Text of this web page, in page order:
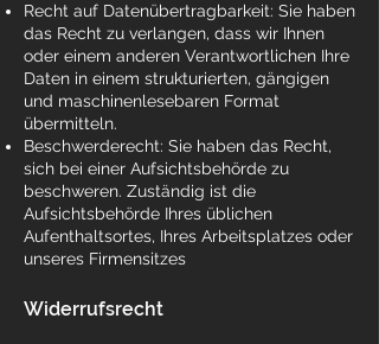
Recht auf Datenübertragbarkeit: Sie haben
das Recht zu verlangen, dass wir Ihnen
oder einem anderen Verantwortlichen Ihre
Daten in einem strukturierten, gängigen
und maschinenlesebaren Format
übermitteln.
Beschwerderecht: Sie haben das Recht,
sich bei einer Aufsichtsbehörde zu
beschweren. Zuständig ist die
Aufsichtsbehörde Ihres üblichen
Aufenthaltsortes, Ihres Arbeitsplatzes oder
unseres Firmensitzes
Widerrufsrecht